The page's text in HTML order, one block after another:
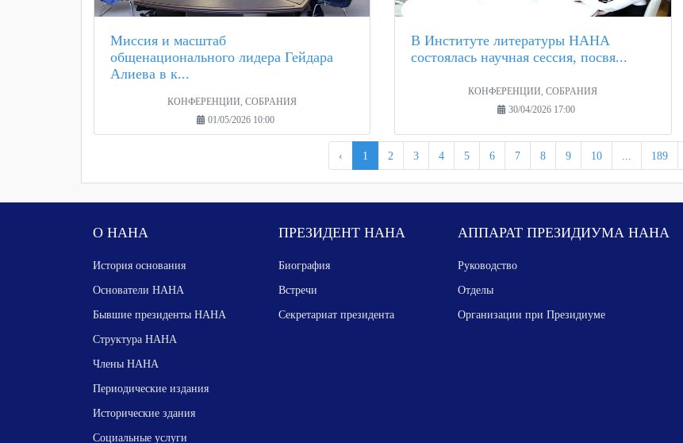
Миссия и масштаб
общенационального лидера Гейдара
Алиева в к...
КОНФЕРЕНЦИИ, СОБРАНИЯ
01/05/2026 10:00
В Институте литературы НАНА
состоялась научная сессия, посвя...
КОНФЕРЕНЦИИ, СОБРАНИЯ
30/04/2026 17:00
‹ 1 2 3 4 5 6 7 8 9 10 189
О НАНА
История основания
Основатели НАНА
Бывшие президенты НАНА
Структура НАНА
Члены НАНА
Периодические издания
Исторические здания
Социальные услуги
ПРЕЗИДЕНТ НАНА
Биография
Встречи
Секретариат президента
АППАРАТ ПРЕЗИДИУМА НАНА
Руководство
Отделы
Организации при Президиуме